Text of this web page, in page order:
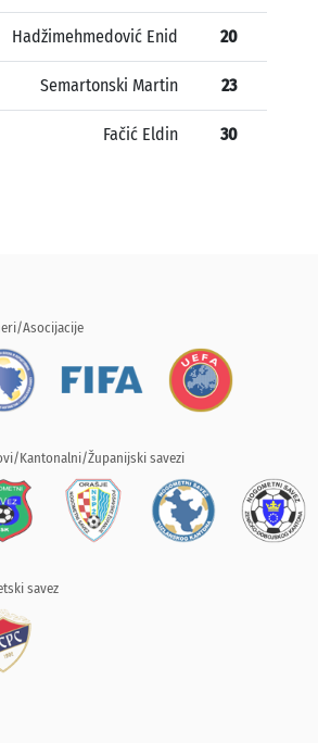
Hadžimehmedović Enid 20
Semartonski Martin 23
Fačić Eldin 30
Asocijacije
Kantonalni/Županijski savezi
savez